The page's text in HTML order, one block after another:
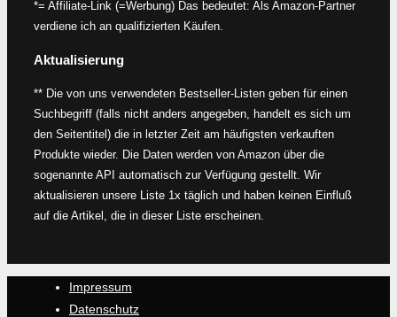
*= Affiliate-Link (=Werbung) Das bedeutet: Als Amazon-Partner
verdiene ich an qualifizierten Käufen.
Aktualisierung
** Die von uns verwendeten Bestseller-Listen geben für einen
Suchbegriff (falls nicht anders angegeben, handelt es sich um
den Seitentitel) die in letzter Zeit am häufigsten verkauften
Produkte wieder. Die Daten werden von Amazon über die
sogenannte API automatisch zur Verfügung gestellt. Wir
aktualisieren unsere Liste 1x täglich und haben keinen Einfluß
auf die Artikel, die in dieser Liste erscheinen.
Impressum
Datenschutz